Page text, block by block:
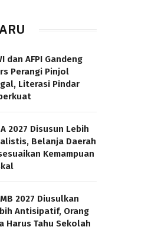
dan AFPI Gandeng
Perangi Pinjol
Literasi Pindar
2027 Disusun Lebih
Belanja Daerah
Kemampuan
2027 Diusulkan
Antisipatif, Orang
Harus Tahu Sekolah